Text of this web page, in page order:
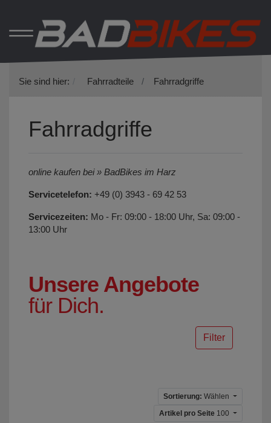
Sie sind hier: Fahrradteile Fahrradgriffe
Fahrradgriffe
online kaufen bei » BadBikes im Harz
Servicetelefon: +49 (0) 3943 - 69 42 53
Servicezeiten: Mo - Fr: 09:00 - 18:00 Uhr, Sa: 09:00 -
13:00 Uhr
Unsere Angebote
für Dich.
Filter
Sortierung: Wählen
Artikel pro Seite 100